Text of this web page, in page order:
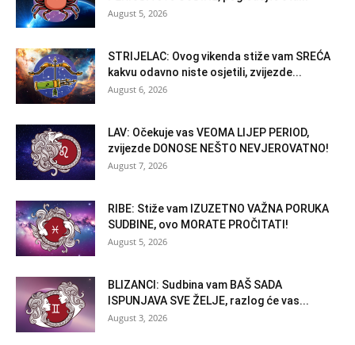
August 5, 2026
STRIJELAC: Ovog vikenda stiže vam SREĆA
kakvu odavno niste osjetili, zvijezde...
August 6, 2026
LAV: Očekuje vas VEOMA LIJEP PERIOD,
zvijezde DONOSE NEŠTO NEVJEROVATNO!
August 7, 2026
RIBE: Stiže vam IZUZETNO VAŽNA PORUKA
SUDBINE, ovo MORATE PROČITATI!
August 5, 2026
BLIZANCI: Sudbina vam BAŠ SADA
ISPUNJAVA SVE ŽELJE, razlog će vas...
August 3, 2026